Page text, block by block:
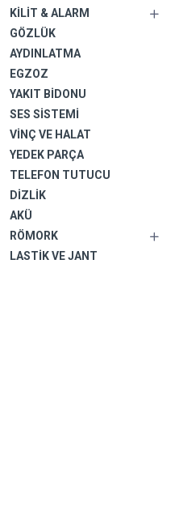
KILIT & ALARM
GÖZLÜK
AYDINLATMA
EGZOZ
YAKIT BIDONU
SES SISTEMI
VINÇ VE HALAT
YEDEK PARÇA
TELEFON TUTUCU
DIZLIK
AKÜ
RÖMORK
LASTIK VE JANT